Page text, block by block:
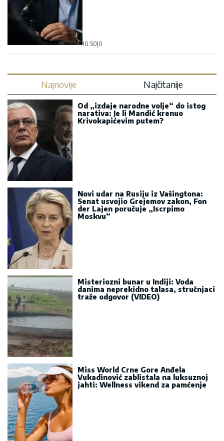
10:50 0
Najnovije Najčitanije
Od „izdaje narodne volje“ do istog
narativa: Je li Mandić krenuo
Krivokapićevim putem?
Novi udar na Rusiju iz Vašingtona:
Senat usvojio Grejemov zakon, Fon
der Lajen poručuje „Iscrpimo
Moskvu“
Misteriozni bunar u Indiji: Voda
danima neprekidno talasa, stručnjaci
traže odgovor (VIDEO)
Miss World Crne Gore Anđela
Vukadinović zablistala na luksuznoj
jahti: Wellness vikend za pamćenje